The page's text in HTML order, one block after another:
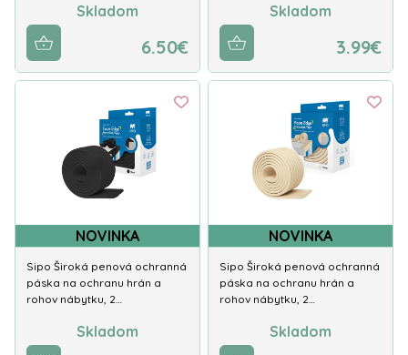
Skladom
6.50€
Skladom
3.99€
NOVINKA
Sipo Široká penová ochranná
páska na ochranu hrán a
rohov nábytku, 2…
Skladom
NOVINKA
Sipo Široká penová ochranná
páska na ochranu hrán a
rohov nábytku, 2…
Skladom